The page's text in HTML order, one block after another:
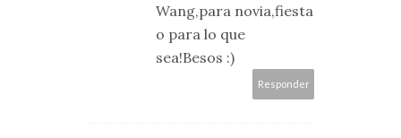
Wang,para novia,fiesta
o para lo que
sea!Besos :)
Responder